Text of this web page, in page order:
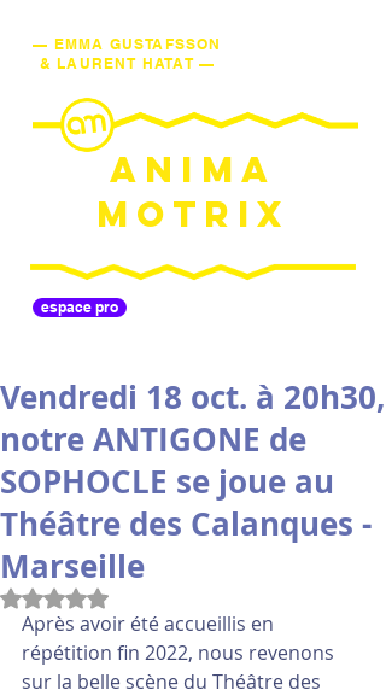
— EMMA GUSTAFSSON
& LAURENT HATAT —
ANIMA
MOTRIX
espace pro
Vendredi 18 oct. à 20h30,
notre ANTIGONE de
SOPHOCLE se joue au
Théâtre des Calanques -
Marseille
Noté NaN étoiles sur 5.
Après avoir été accueillis en
répétition fin 2022, nous revenons
sur la belle scène du Théâtre des